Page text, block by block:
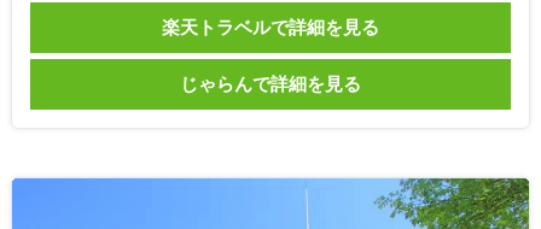
楽天トラベルで詳細を見る
じゃらんで詳細を見る